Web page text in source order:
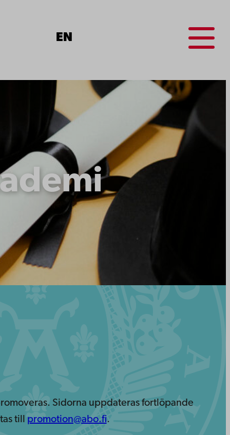
EN
Menu
Sidorna uppdateras fortlöpande
till promotion@abo.fi.